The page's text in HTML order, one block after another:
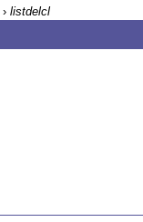
› listdelcl